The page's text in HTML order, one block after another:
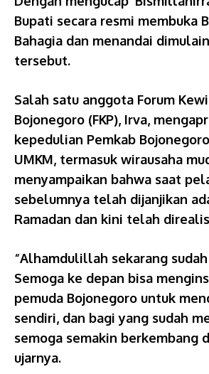
Bupati secara resmi membuka
Bahagia dan menandai
tersebut.
Salah satu anggota Forum
Bojonegoro (FKP), Irva,
kepedulian Pemkab
UMKM, termasuk wirausaha
menyampaikan bahwa saat
sebelumnya telah dijanjikan
Ramadan dan kini telah
“Alhamdulillah sekarang
Semoga ke depan bisa
pemuda Bojonegoro untuk
sendiri, dan bagi yang sudah
semoga semakin berkembang
ujarnya.